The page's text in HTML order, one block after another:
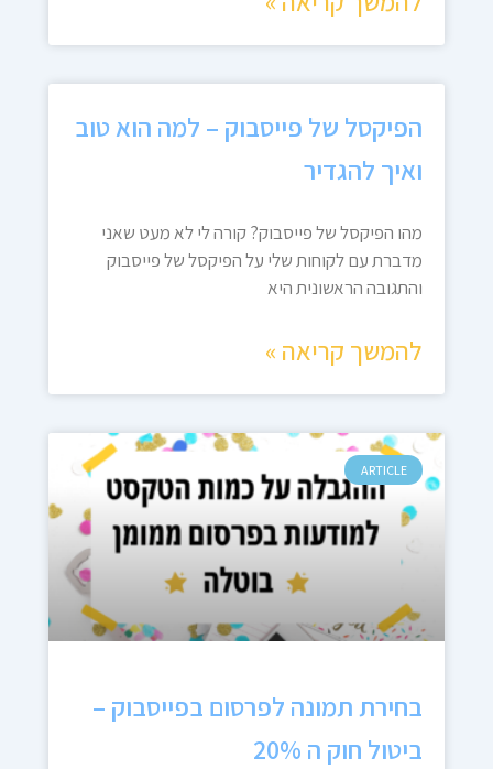
הפיקסל של פייסבוק – למה הוא טוב
ואיך להגדיר
מהו הפיקסל של פייסבוק? קורה לי לא מעט שאני
מדברת עם לקוחות שלי על הפיקסל של פייסבוק
והתגובה הראשונית היא
להמשך קריאה »
ARTICLE
בחירת תמונה לפרסום בפייסבוק –
ביטול חוק ה 20%